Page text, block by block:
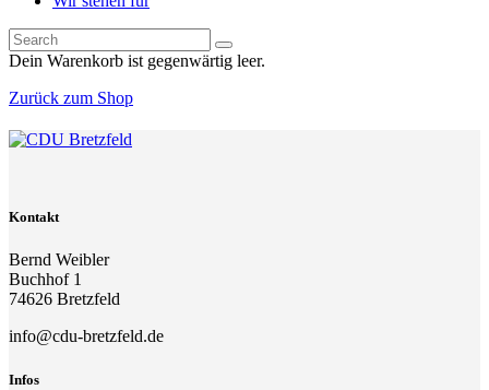
Dein Warenkorb ist gegenwärtig leer.
Zurück zum Shop
Kontakt
Bernd Weibler
Buchhof 1
74626 Bretzfeld
info@cdu-bretzfeld.de
Infos